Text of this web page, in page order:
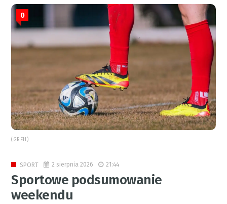
0
(GREH)
SPORT 2 sierpnia 2026 21:44
Sportowe podsumowanie
weekendu